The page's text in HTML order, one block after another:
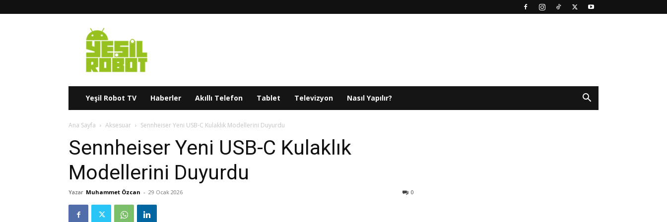
Yeşil
Robot
Yeşil Robot TV Haberler Akıllı Telefon Tablet Televizyon Nasıl Yapılır?
Ana Sayfa Aksesuar Sennheiser Yeni USB-C Kulaklık Modellerini Duyurdu
Sennheiser Yeni USB-C Kulaklık
Modellerini Duyurdu
Yazar Muhammet Özcan - 29 Ocak 2026 0